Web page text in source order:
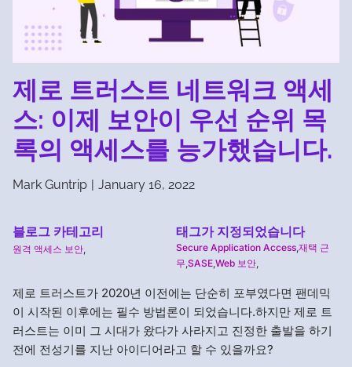
제로 트러스트 네트워크 액세
스: 이제 보안이 우선 순위 목
록의 액세스를 능가했습니다.
Mark Guntrip | January 16, 2022
블로그 카테고리
원격 액세스 보안
태그가 지정되었습니다
Secure Application Access 재택 근
무 SASE Web 보안
제로 트러스트가 2020년 이전에는 단순히 포부였다면 팬데믹
이 시작된 이후에는 필수 방법론이 되었습니다.하지만 제로 트
러스트는 이미 그 시대가 왔다가 사라지고 진정한 출발을 하기
전에 전성기를 지난 아이디어라고 할 수 있을까요?